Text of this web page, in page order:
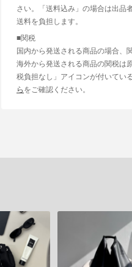
さい。「送料込み」の場合は出品
送料を負担します。
■関税
国内から発送される商品の場合、
海外から発送される商品の関税は
税負担なし」アイコンが付いてい
ら をご確認ください。